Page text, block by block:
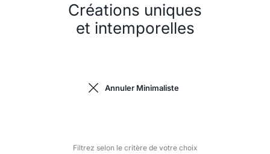
Créations uniques
et intemporelles
Annuler Minimaliste
Filtrez selon le critère de votre choix